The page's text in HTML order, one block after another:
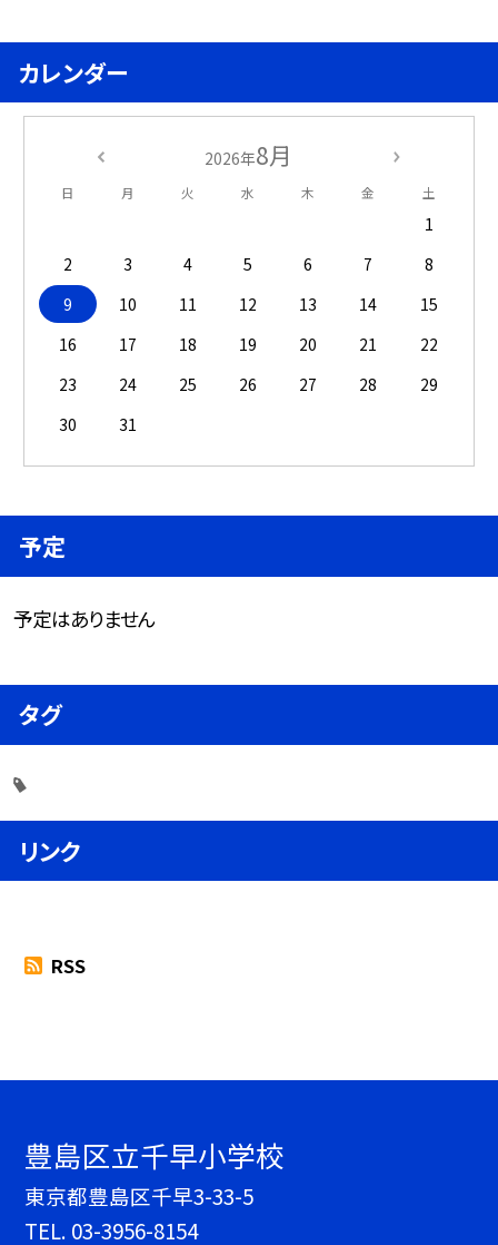
カレンダー
2026年8月
日 月 火 水 木 金 土
1
2
3 4 5 6 7
8
9
10 11 12 13 14
15
16
17 18 19 20 21
22
23
24 25 26 27 28
29
30
31
予定
予定はありません
タグ
リンク
RSS
豊島区立千早小学校
東京都豊島区千早3-33-5
TEL. 03-3956-8154